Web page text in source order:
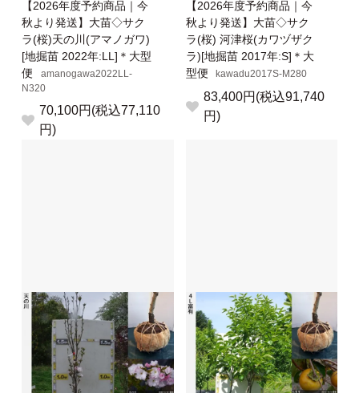
【2026年度予約商品｜今
秋より発送】大苗◇サク
ラ(桜)天の川(アマノガワ)
[地掘苗 2022年:LL]＊大型
便
amanogawa2022LL-
N320
70,100円(税込77,110
円)
【2026年度予約商品｜今
秋より発送】大苗◇サク
ラ(桜) 河津桜(カワヅザク
ラ)[地掘苗 2017年:S]＊大
型便
kawadu2017S-M280
83,400円(税込91,740
円)